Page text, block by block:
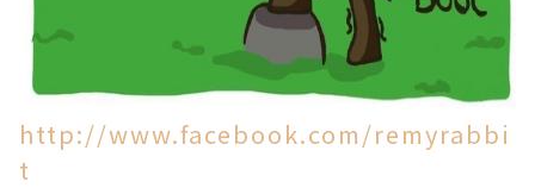
http://www.facebook.com/remyrabbi
t